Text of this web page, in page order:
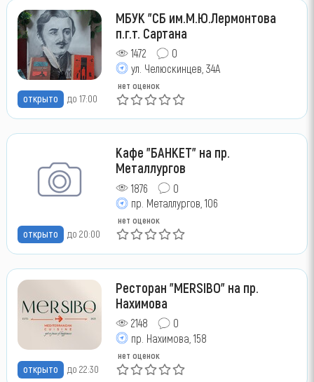
открыто до 17:00
МБУК "СБ им.М.Ю.Лермонтова
п.г.т. Сартана
1472
0
ул. Челюскинцев, 34А
нет оценок
открыто до 20:00
Кафе "БАНКЕТ" на пр.
Металлургов
1876
0
пр. Металлургов, 106
нет оценок
открыто до 22:30
Ресторан "MERSIBO" на пр.
Нахимова
2148
0
пр. Нахимова, 158
нет оценок